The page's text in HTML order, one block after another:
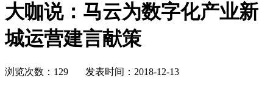
大咖说：马云为数字化产业新
城运营建言献策
浏览次数：129 发表时间：2018-12-13